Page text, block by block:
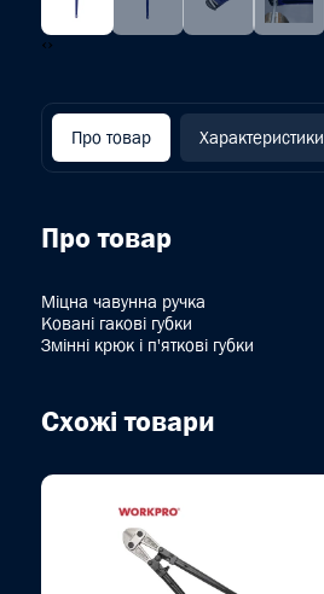
‹›
Про товар Характеристики
Про товар
Міцна чавунна ручка
Ковані гакові губки
Змінні крюк і п'яткові губки
Схожі товари